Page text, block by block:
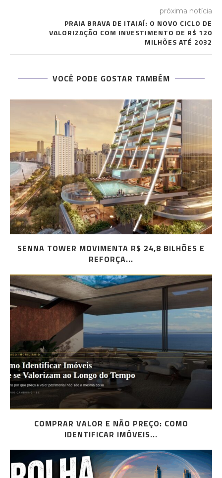
próxima notícia
PRAIA BRAVA DE ITAJAÍ: O NOVO CICLO DE
VALORIZAÇÃO COM INVESTIMENTO DE R$ 120
MILHÕES ATÉ 2032
VOCÊ PODE GOSTAR TAMBÉM
SENNA TOWER MOVIMENTA R$ 24,8 BILHÕES E
REFORÇA...
COMPRAR VALOR E NÃO PREÇO: COMO
IDENTIFICAR IMÓVEIS...